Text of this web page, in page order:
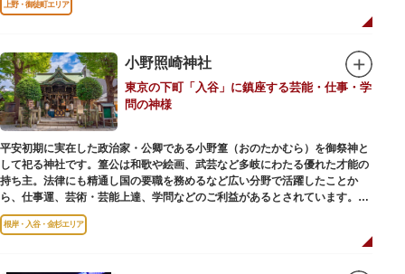
ガから書展にいたるまで定期的に多彩なジャンルの独創的な企画展を開催し
別館の1階には、小企画展などの開催もできる上野の森美術館ギャラリー、
そして、3階には上野の森アートスクールが設置され、初心者から熟練者を
対象とした油彩・アクリル、水彩、日本画のクラスや、週末に受講できる単
発講座などを開催しています。
上野・御徒町エリア
小野照崎神社
東京の下町「入谷」に鎮座する芸能・仕事・学
問の神様
平安初期に実在した政治家・公卿である小野篁（おのたかむら）を御祭神と
して祀る神社です。篁公は和歌や絵画、武芸など多岐にわたる優れた才能の
持ち主。法律にも精通し国の要職を務めるなど広い分野で活躍したことか
ら、仕事運、芸術・芸能上達、学問などのご利益があるとされています。
境内には、国の重要有形民俗文化財であるミニチュアの富士山「富士塚」
や、日本三大に数えられる「庚申塚」、昭和を代表する囲碁棋士・藤沢秀行
根岸・入谷・金杉エリア